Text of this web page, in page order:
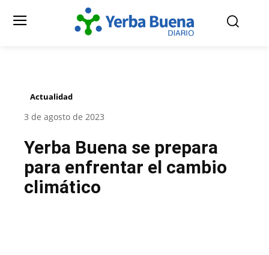
Actualidad
3 de agosto de 2023
Yerba Buena se prepara
para enfrentar el cambio
climático